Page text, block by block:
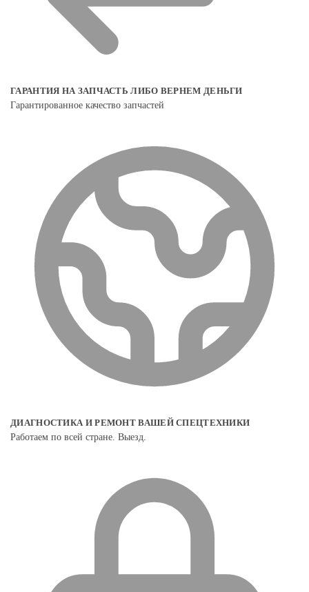
ГАРАНТИЯ НА ЗАПЧАСТЬ ЛИБО ВЕРНЕМ ДЕНЬГИ
Гарантированное качество запчастей
ДИАГНОСТИКА И РЕМОНТ ВАШЕЙ СПЕЦТЕХНИКИ
Работаем по всей стране. Выезд.